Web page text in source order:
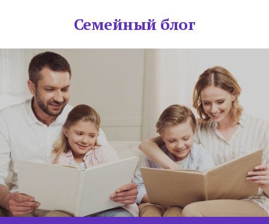
Семейный блог